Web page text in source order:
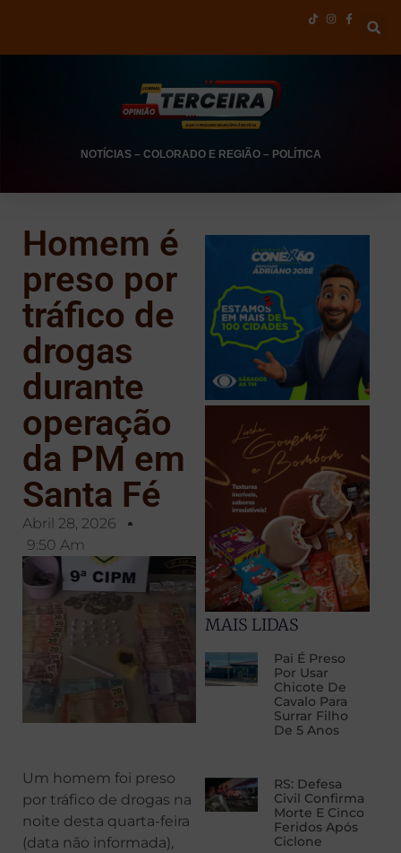
NOTÍCIAS– COLORADO E REGIÃO– POLÍTICA
Homem é
preso por
tráfico de
drogas
durante
operação
da PM em
Santa Fé
Abril 28, 2026
9:50 Am
Um homem foi preso
por tráfico de drogas na
noite desta quarta-feira
(data não informada),
MAIS LIDAS
Pai É Preso
Por Usar
Chicote De
Cavalo Para
Surrar Filho
De 5 Anos
RS: Defesa
Civil Confirma
Morte E Cinco
Feridos Após
Ciclone